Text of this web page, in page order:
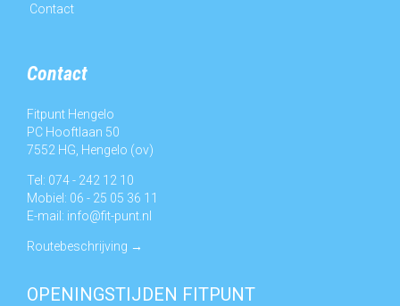
Contact
Contact
Fitpunt Hengelo
PC Hooftlaan 50
7552 HG, Hengelo (ov)
Tel: 074 - 242 12 10
Mobiel: 06 - 25 05 36 11
E-mail: info@fit-punt.nl
Routebeschrijving →
OPENINGSTIJDEN FITPUNT